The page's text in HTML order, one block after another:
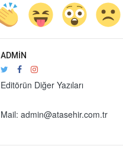
ADMIN
Editörün Diğer Yazıları
Mail: admin@atasehir.com.tr